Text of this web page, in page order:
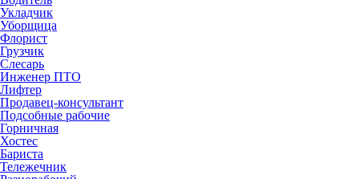
Укладчик
Уборщица
Флорист
Грузчик
Слесарь
Инженер ПТО
Лифтер
Продавец-консультант
Подсобные рабочие
Горничная
Хостес
Бариста
Тележечник